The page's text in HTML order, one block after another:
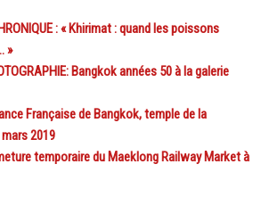
: « Khirimat : quand les poissons
»
Bangkok années 50 à la galerie
Française de Bangkok, temple de la
2019
temporaire du Maeklong Railway Market à